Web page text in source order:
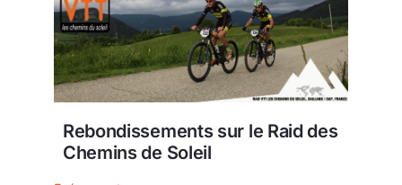
Rebondissements sur le Raid des
Chemins de Soleil